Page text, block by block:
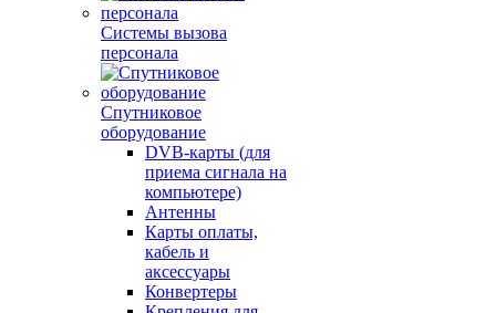
Системы вызова
персонала
Спутниковое
оборудование
DVB-карты (для
приема сигнала на
компьютере)
Антенны
Карты оплаты,
кабель и
аксессуары
Конвертеры